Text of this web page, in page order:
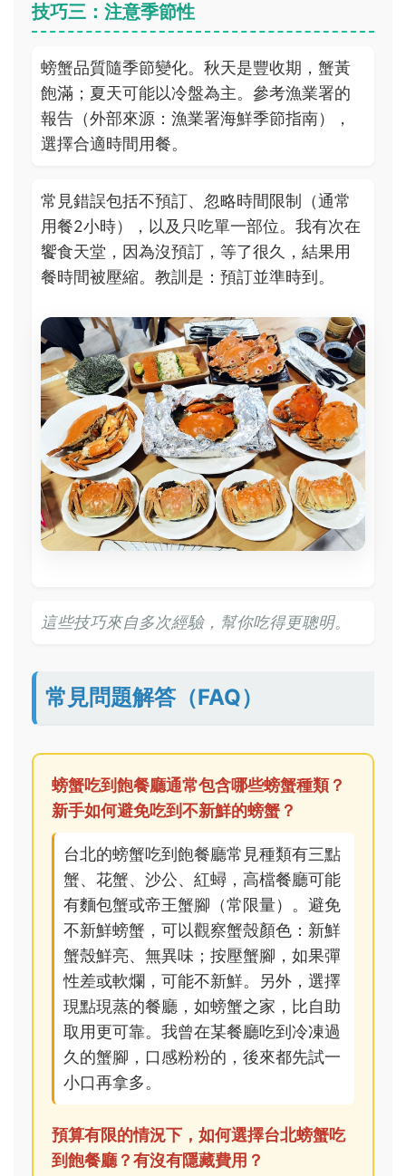
技巧三：注意季節性
螃蟹品質隨季節變化。秋天是豐收期，蟹黃
飽滿；夏天可能以冷盤為主。參考漁業署的
報告（外部來源：漁業署海鮮季節指南），
選擇合適時間用餐。
常見錯誤包括不預訂、忽略時間限制（通常
用餐2小時），以及只吃單一部位。我有次在
饗食天堂，因為沒預訂，等了很久，結果用
餐時間被壓縮。教訓是：預訂並準時到。
這些技巧來自多次經驗，幫你吃得更聰明。
常見問題解答（FAQ）
螃蟹吃到飽餐廳通常包含哪些螃蟹種類？
新手如何避免吃到不新鮮的螃蟹？
台北的螃蟹吃到飽餐廳常見種類有三點
蟹、花蟹、沙公、紅蟳，高檔餐廳可能
有麵包蟹或帝王蟹腳（常限量）。避免
不新鮮螃蟹，可以觀察蟹殼顏色：新鮮
蟹殼鮮亮、無異味；按壓蟹腳，如果彈
性差或軟爛，可能不新鮮。另外，選擇
現點現蒸的餐廳，如螃蟹之家，比自助
取用更可靠。我曾在某餐廳吃到冷凍過
久的蟹腳，口感粉粉的，後來都先試一
小口再拿多。
預算有限的情況下，如何選擇台北螃蟹吃
到飽餐廳？有沒有隱藏費用？